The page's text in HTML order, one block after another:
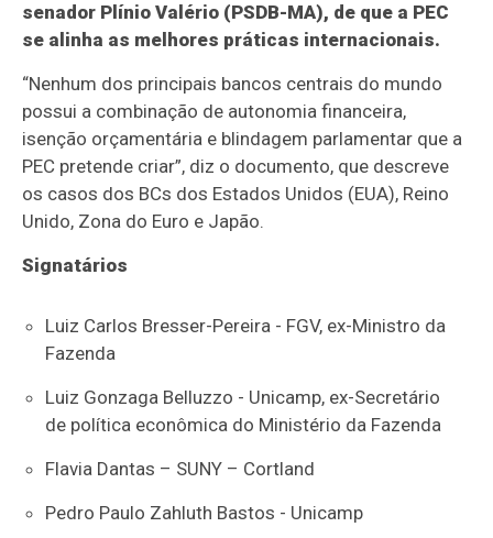
senador Plínio Valério (PSDB-MA), de que a PEC
se alinha as melhores práticas internacionais.
“Nenhum dos principais bancos centrais do mundo
possui a combinação de autonomia financeira,
isenção orçamentária e blindagem parlamentar que a
PEC pretende criar”, diz o documento, que descreve
os casos dos BCs dos Estados Unidos (EUA), Reino
Unido, Zona do Euro e Japão.
Signatários
⁠Luiz Carlos Bresser-Pereira - FGV, ex-Ministro da
Fazenda
⁠Luiz Gonzaga Belluzzo - Unicamp, ex-Secretário
de política econômica do Ministério da Fazenda
⁠Flavia Dantas – SUNY – Cortland
⁠Pedro Paulo Zahluth Bastos - Unicamp